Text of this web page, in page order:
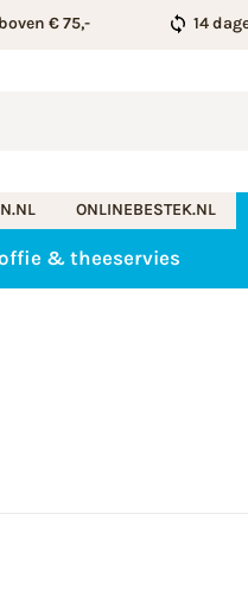
€ 75,- 14
ONLINEBESTEK.NL
& theeservies